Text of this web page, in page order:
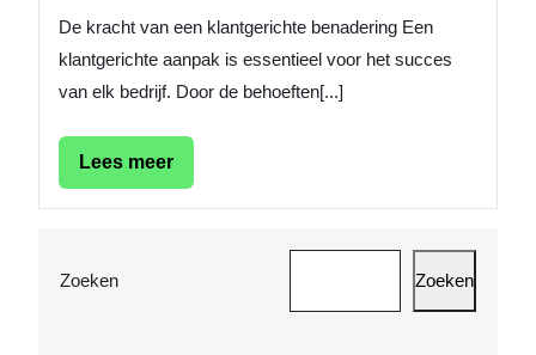
De kracht van een klantgerichte benadering Een
klantgerichte aanpak is essentieel voor het succes
van elk bedrijf. Door de behoeften[...]
Lees meerLees
meer
Zoeken Zoeken